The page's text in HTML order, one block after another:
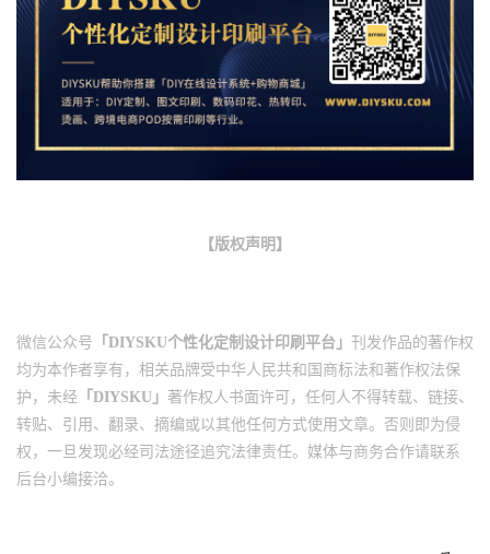
【版权声明】
微信公众号 「DIYSKU个性化定制设计印刷平台」 刊发作品的著作权
均为本作者享有，相关品牌受中华人民共和国商标法和著作权法保
护，未经 「DIYSKU」 著作权人书面许可，任何人不得转载、链接、
转贴、引用、翻录、摘编或以其他任何方式使用文章。否则即为侵
权，一旦发现必经司法途径追究法律责任。 媒体与商务合作请联系
后台小编接洽。